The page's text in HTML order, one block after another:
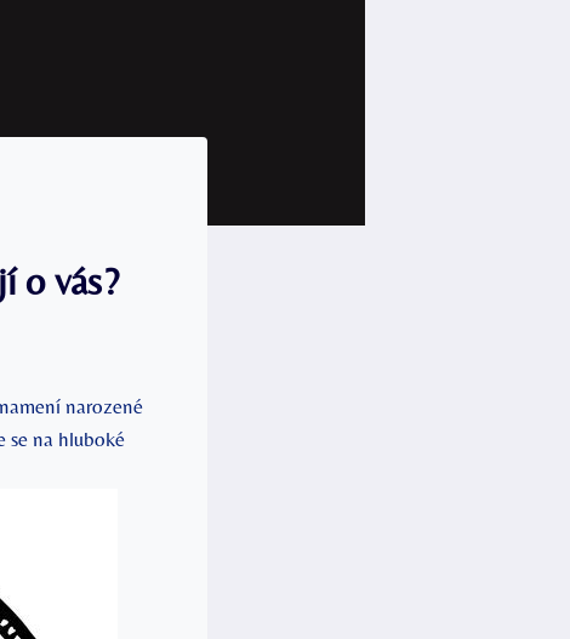
o vás?
narozené
se na hluboké